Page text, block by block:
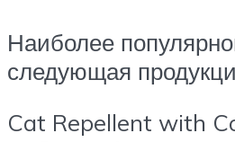
Наиболее
следующая
Cat Repellent with